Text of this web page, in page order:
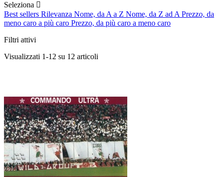
Seleziona 
Best sellers Rilevanza Nome, da A a Z Nome, da Z ad APrezzo, da
meno caro a più caro Prezzo, da più caro a meno caro
Filtri attivi
Visualizzati 1-12 su 12 articoli